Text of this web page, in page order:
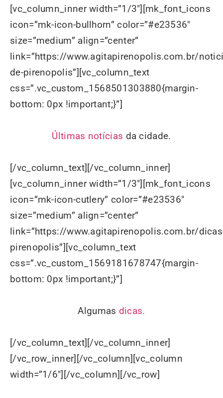
[vc_column_inner width=”1/3″][mk_font_icons
icon=”mk-icon-bullhorn” color=”#e23536″
size=”medium” align=”center”
link=”https://www.agitapirenopolis.com.br/
de-pirenopolis”][vc_column_text
css=”.vc_custom_1568501303880{margin-
bottom: 0px !important;}”]
Últimas notícias da cidade.
[/vc_column_text][/vc_column_inner]
[vc_column_inner width=”1/3″][mk_font_icons
icon=”mk-icon-cutlery” color=”#e23536″
size=”medium” align=”center”
link=”https://www.agitapirenopolis.com.br/
pirenopolis”][vc_column_text
css=”.vc_custom_1569181678747{margin-
bottom: 0px !important;}”]
Algumas dicas.
[/vc_column_text][/vc_column_inner]
[/vc_row_inner][/vc_column][vc_column
width=”1/6″][/vc_column][/vc_row]